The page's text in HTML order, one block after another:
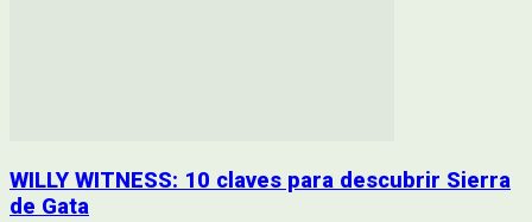
WILLY WITNESS: 10 claves para descubrir Sierra
de Gata